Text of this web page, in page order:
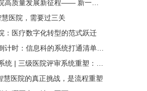
代 HIS/EMR + AI + 大数据，如何成为公立医院的新引擎？
医院，需要过三关
：医疗数字化转型的范式跃迁
时：信息科的系统打通清单来了
院评审系统重塑：从突击迎检到长效提质
慧医院的真正挑战，是流程重塑